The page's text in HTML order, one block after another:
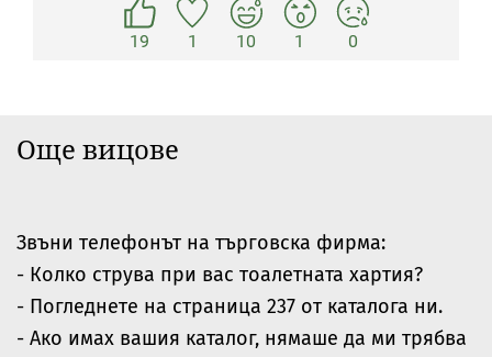
19 1 10 1 0
Още вицове
Звъни телефонът на търговска фирма:
- Колко струва при вас тоалетната хартия?
- Погледнете на страница 237 от каталога ни.
- Ако имах вашия каталог, нямаше да ми трябва